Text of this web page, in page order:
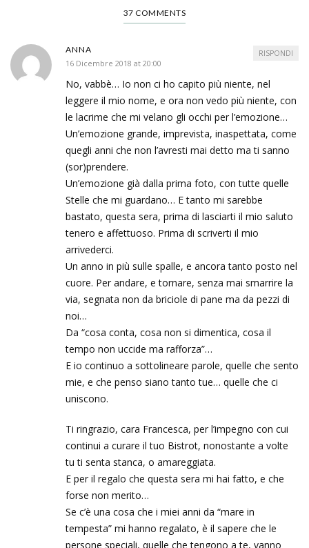
37 COMMENTS
ANNA
16 Dicembre 2018 at 20:00
No, vabbè… Io non ci ho capito più niente, nel
leggere il mio nome, e ora non vedo più niente, con
le lacrime che mi velano gli occhi per l’emozione…
Un’emozione grande, imprevista, inaspettata, come
quegli anni che non l’avresti mai detto ma ti sanno
(sor)prendere.
Un’emozione già dalla prima foto, con tutte quelle
Stelle che mi guardano… E tanto mi sarebbe
bastato, questa sera, prima di lasciarti il mio saluto
tenero e affettuoso. Prima di scriverti il mio
arrivederci.
Un anno in più sulle spalle, e ancora tanto posto nel
cuore. Per andare, e tornare, senza mai smarrire la
via, segnata non da briciole di pane ma da pezzi di
noi…
Da “cosa conta, cosa non si dimentica, cosa il
tempo non uccide ma rafforza”…
E io continuo a sottolineare parole, quelle che sento
mie, e che penso siano tanto tue… quelle che ci
uniscono.
Ti ringrazio, cara Francesca, per l’impegno con cui
continui a curare il tuo Bistrot, nonostante a volte
tu ti senta stanca, o amareggiata.
E per il regalo che questa sera mi hai fatto, e che
forse non merito…
Se c’è una cosa che i miei anni da “mare in
tempesta” mi hanno regalato, è il sapere che le
persone speciali, quelle che tengono a te, vanno
RISPONDI